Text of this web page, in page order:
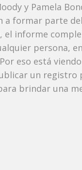
y Pamela
a formar parte
el informe
persona,
eso está
un registro
brindar una